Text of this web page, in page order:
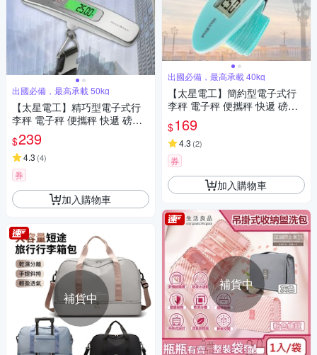
出國必備，最高承載 50kg
【太星電工】精巧型電子式行
李秤 電子秤 便攜秤 快遞 磅秤
包裹秤 50KG 手提秤 旅行秤 行
李秤
$239
4.3 (4)
券
加入購物車
補貨中
出國必備，最高承載 40kg
【太星電工】簡約型電子式行
李秤 電子秤 便攜秤 快遞 磅秤
包裹秤 40KG 手提秤 旅行秤 行
李秤
$169
4.3 (2)
券
加入購物車
補貨中